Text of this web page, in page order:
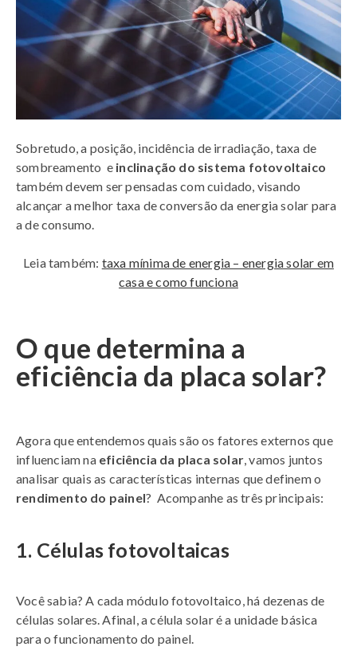
Sobretudo, a posição, incidência de irradiação, taxa de
sombreamento e inclinação do sistema fotovoltaico
também devem ser pensadas com cuidado, visando
alcançar a melhor taxa de conversão da energia solar para
a de consumo.
Leia também: taxa mínima de energia – energia solar em
casa e como funciona
O que determina a
eficiência da placa solar?
Agora que entendemos quais são os fatores externos que
influenciam naeficiência da placa solar, vamos juntos
analisar quais as características internas que definem o
rendimento do painel? Acompanhe as três principais:
1. Células fotovoltaicas
Você sabia? A cada módulo fotovoltaico, há dezenas de
células solares. Afinal, a célula solar é a unidade básica
para o funcionamento do painel.